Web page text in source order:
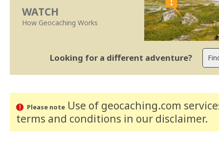
WATCH
How Geocaching Works
Looking for a different adventure?
Please noteUse of geocaching.com
terms and conditions in our disclaimer.